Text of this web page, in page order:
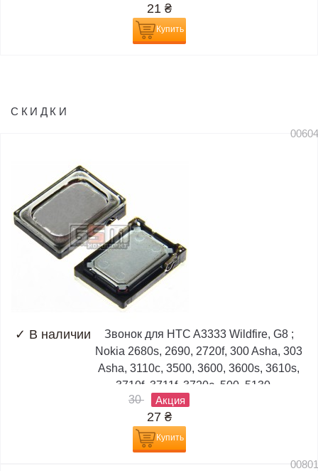
21 ₴
Купить
СКИДКИ
✓ В наличии
Звонок для HTC A3333 Wildfire, G8 ;
Nokia 2680s, 2690, 2720f, 300 Asha, 303
Asha, 3110c, 3500, 3600, 3600s, 3610s,
3710f, 3711f, 3720c, 500, 5130,...
30
Акция
27 ₴
Купить